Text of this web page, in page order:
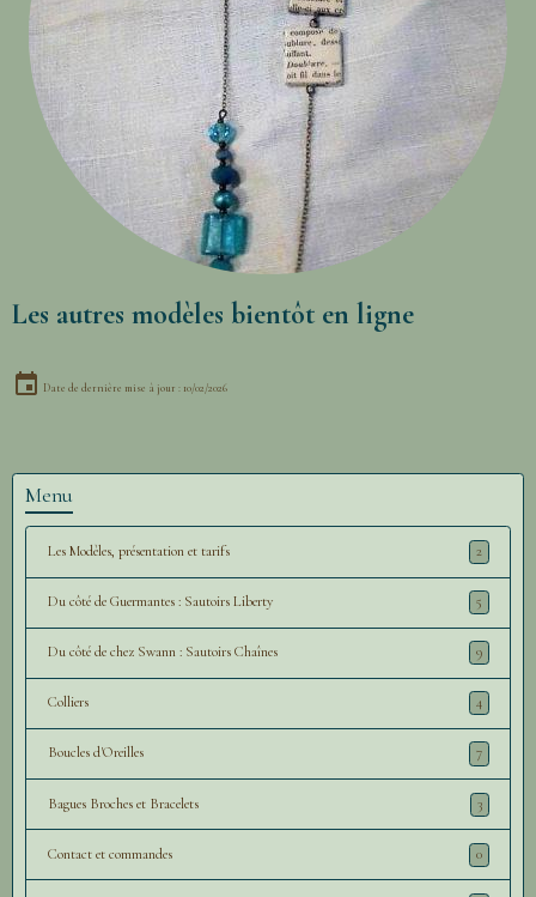
Les autres modèles bientôt en ligne
Date de dernière mise à jour : 10/02/2026
Menu
Les Modèles, présentation et tarifs 2
Du côté de Guermantes : Sautoirs Liberty 5
Du côté de chez Swann : Sautoirs Chaînes 9
Colliers 4
Boucles d'Oreilles 7
Bagues Broches et Bracelets 3
Contact et commandes 0